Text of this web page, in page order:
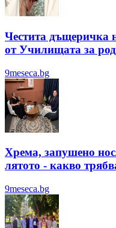
Честита дъщеричка
от Училищата за
9meseca.bg
Хрема, запушено
лятотo - какво
9meseca.bg